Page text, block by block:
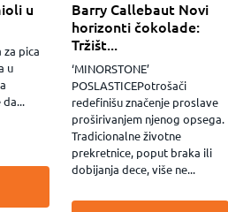
u
za pica
u
Barry Callebaut Novi
horizonti čokolade:
Tržišt...
‘MINORSTONE’
POSLASTICEPotrošači
redefinišu značenje proslave
proširivanjem njenog opsega.
Tradicionalne životne
prekretnice, poput braka ili
dobijanja dece, više ne...